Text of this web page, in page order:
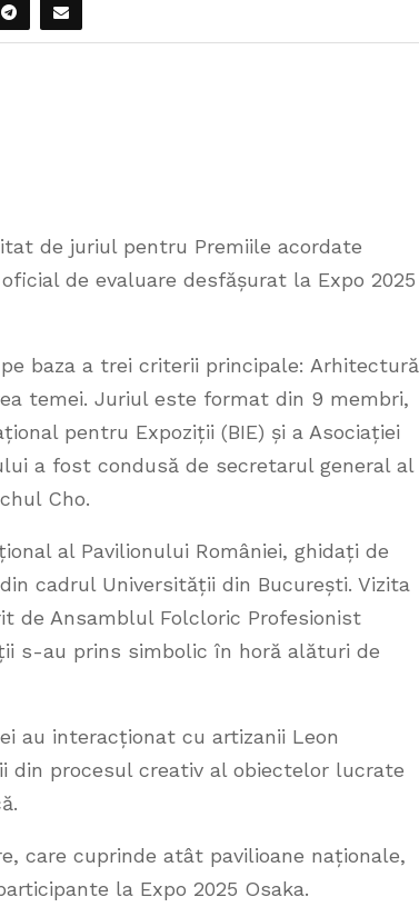
de juriul pentru Premiile acordate
de evaluare desfășurat la Expo 2025
baza a trei criterii principale: Arhitectură
temei. Juriul este format din 9 membri,
pentru Expoziții (BIE) și a Asociației
a fost condusă de secretarul general al
Cho.
al Pavilionului României, ghidați de
cadrul Universității din București. Vizita
de Ansamblul Folcloric Profesionist
s-au prins simbolic în horă alături de
au interacționat cu artizanii Leon
din procesul creativ al obiectelor lucrate
care cuprinde atât pavilioane naționale,
la Expo 2025 Osaka.